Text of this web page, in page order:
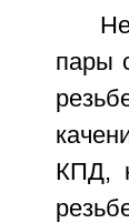
пары
КПД,